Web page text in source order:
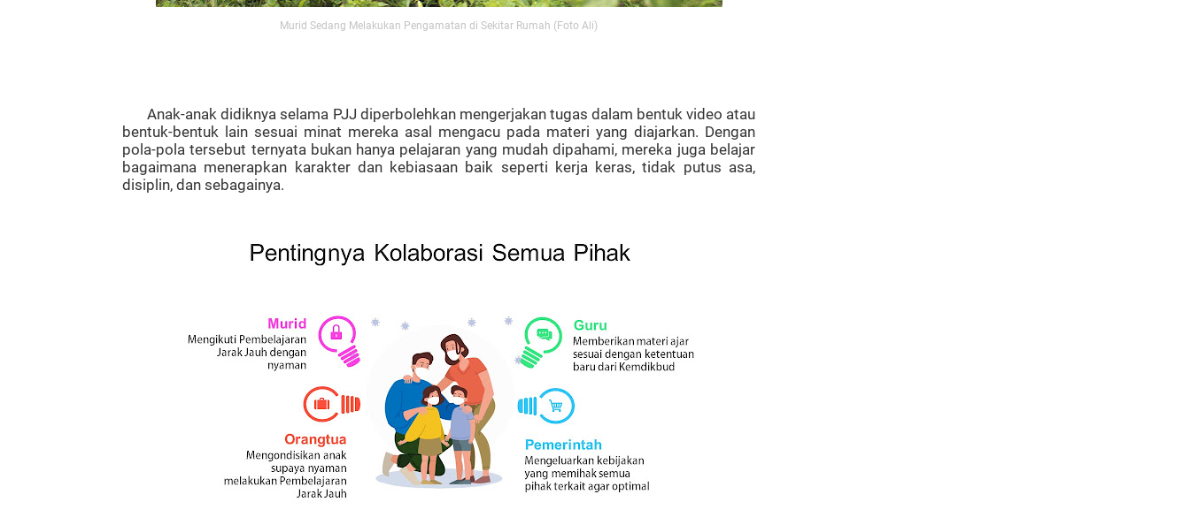
Murid Sedang Melakukan Pengamatan di Sekitar Rumah (Foto Ali)
Anak-anak didiknya selama PJJ diperbolehkan mengerjakan tugas dalam bentuk video atau
bentuk-bentuk lain sesuai minat mereka asal mengacu pada materi yang diajarkan. Dengan
pola-pola tersebut ternyata bukan hanya pelajaran yang mudah dipahami, mereka juga belajar
bagaimana menerapkan karakter dan kebiasaan baik seperti kerja keras, tidak putus asa,
disiplin, dan sebagainya.